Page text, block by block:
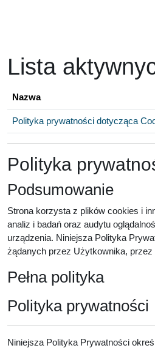
Lista
Nazwa
Polityka prywatności dotycząca
Polityka
Podsumowanie
Strona korzysta z plików cookies i
analiz i badań oraz audytu
urządzenia. Niniejsza Polityka
żądanych przez Użytkownika,
Pełna polityka
Polityka prywatności
Niniejsza Polityka Prywatności